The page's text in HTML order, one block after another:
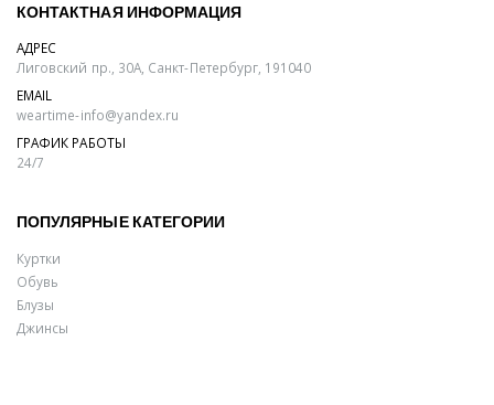
КОНТАКТНАЯ ИНФОРМАЦИЯ
АДРЕС
Лиговский пр., 30А, Санкт-Петербург, 191040
EMAIL
weartime-info@yandex.ru
ГРАФИК РАБОТЫ
24/7
ПОПУЛЯРНЫЕ КАТЕГОРИИ
Куртки
Обувь
Блузы
Джинсы